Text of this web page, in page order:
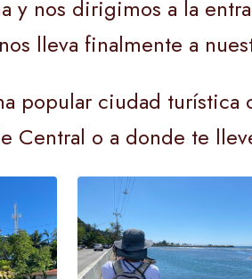
y nos dirigimos a la
lleva finalmente a
popular ciudad
Central o a donde te